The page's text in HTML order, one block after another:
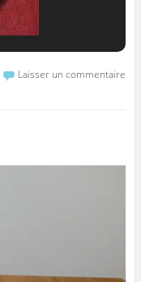
Laisser un commentaire